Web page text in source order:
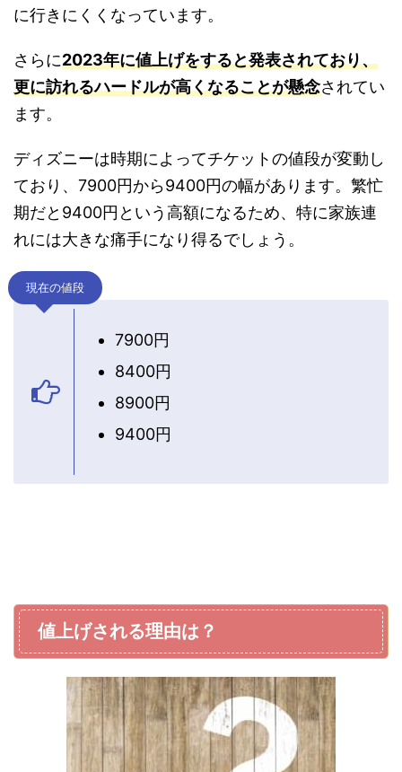
に行きにくくなっています。
さらに2023年に値上げをすると発表されており、
更に訪れるハードルが高くなることが懸念されてい
ます。
ディズニーは時期によってチケットの値段が変動し
ており、7900円から9400円の幅があります。繁忙
期だと9400円という高額になるため、特に家族連
れには大きな痛手になり得るでしょう。
現在の値段
7900円
8400円
8900円
9400円
値上げされる理由は？